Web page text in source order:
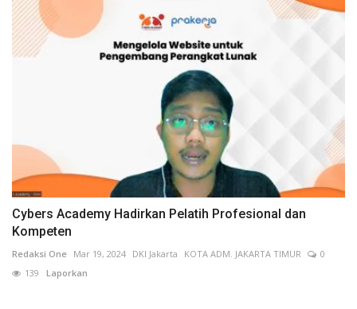
Cybers Academy Hadirkan Pelatih Profesional dan
Kompeten
Redaksi One Mar 19, 2024 DKI Jakarta KOTA ADM. JAKARTA TIMUR
0
139 Laporkan